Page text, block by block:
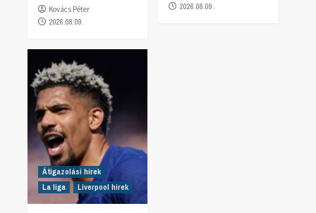
Kovács Péter
2026.08.09.
2026.08.09.
Átigazolási hírek
La liga
Liverpool hírek